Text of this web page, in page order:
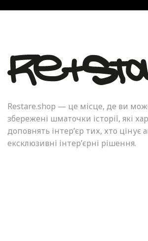
Restare.shop — це місце, де ви
збережені шматочки історії, які
доповнять інтер’єр тих, хто цінує
ексклюзивні інтер’єрні рішення.